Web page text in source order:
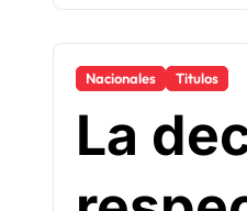
Nacionales Titulos
La